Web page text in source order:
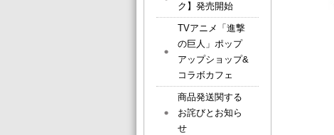
ク】発売開始
TVアニメ「進撃
の巨人」ポップ
アップショップ&
コラボカフェ
商品発送関する
お詫びとお知ら
せ